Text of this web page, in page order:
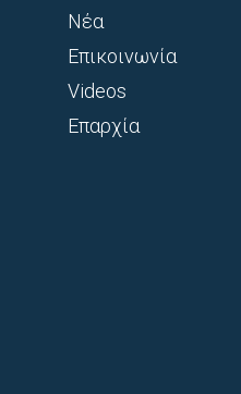
Νέα
Επικοινωνία
Videos
Επαρχία